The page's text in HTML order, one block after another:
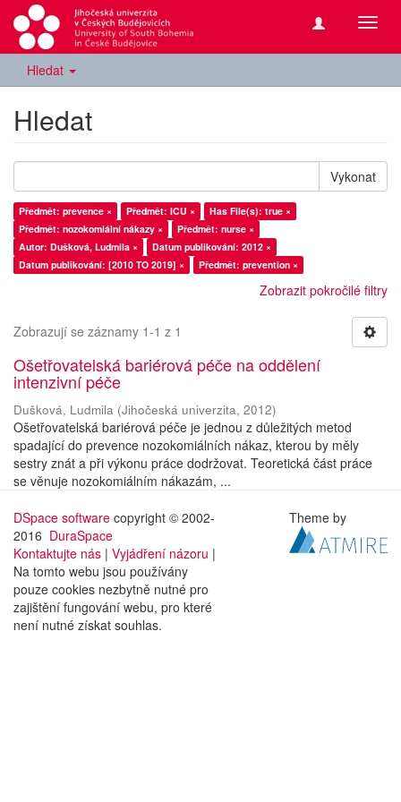
Hledat
Hledat
Vykonat
Předmět: prevence × Předmět: ICU ×
Has File(s): true ×
Předmět: nozokomiální nákazy ×
Předmět: nurse ×
Autor: Dušková, Ludmila ×
Datum publikování: 2012 ×
Datum publikování: [2010 TO 2019] ×
Předmět: prevention ×
Zobrazit pokročilé filtry
Zobrazují se záznamy 1-1 z 1
Ošetřovatelská bariérová péče na oddělení
intenzivní péče
Dušková, Ludmila (Jihočeská univerzita, 2012)
Ošetřovatelská bariérová péče je jednou z důležitých metod
spadající do prevence nozokomiálních nákaz, kterou by měly
sestry znát a při výkonu práce dodržovat. Teoretická část práce
se věnuje nozokomiálním nákazám, ...
DSpace software copyright © 2002-
2016 DuraSpace
Kontaktujte nás | Vyjádření názoru |
Na tomto webu jsou používány
pouze cookies nezbytně nutné pro
zajištění fungování webu, pro které
není nutné získat souhlas.
Theme by